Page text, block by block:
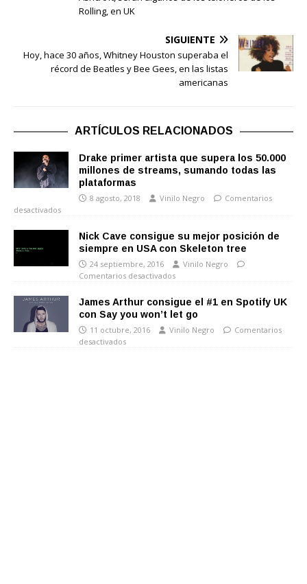
Rolling, en UK
SIGUIENTE
Hoy, hace 30 años, Whitney Houston superaba el
récord de Beatles y Bee Gees, en las listas
americanas
ARTÍCULOS RELACIONADOS
Drake primer artista que supera los 50.000
millones de streams, sumando todas las
plataformas
8 agosto, 2018 Vinilo Negro
Comentarios
desactivados
Nick Cave consigue su mejor posición de
siempre en USA con Skeleton tree
24 septiembre, 2016
Vinilo Negro
Comentarios desactivados
James Arthur consigue el #1 en Spotify UK
con Say you won’t let go
11 octubre, 2016 Vinilo Negro
Comentarios
desactivados